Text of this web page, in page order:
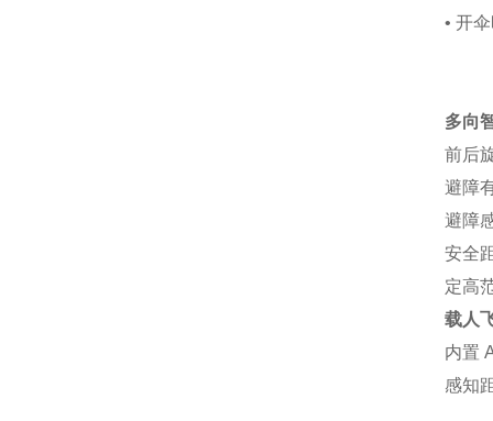
• 开
多向
前后
避障
避障
安全
定高
载人
内置
感知